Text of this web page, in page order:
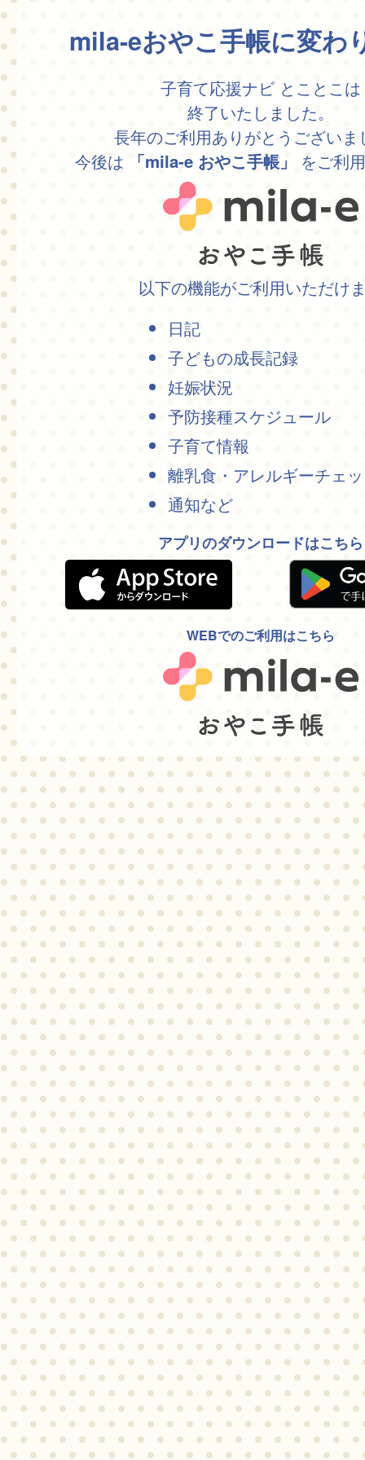
mila-eおやこ手帳に変わ
子育て応援ナビ とことこは
終了いたしました。
長年のご利用ありがとうございま
今後は
「mila-e おやこ手帳」 をご利
以下の機能がご利用いただけ
日記
子どもの成長記録
妊娠状況
予防接種スケジュール
子育て情報
離乳食・アレルギーチェ
通知など
アプリのダウンロードはこちら
WEBでのご利用はこちら